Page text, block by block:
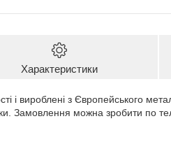
Характеристики
і вироблені з Європейського
Замовлення можна зробити по